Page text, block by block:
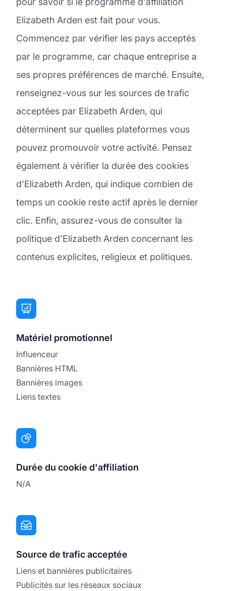
Elizabeth Arden est fait pour vous.
Commencez par vérifier les pays acceptés
par le programme, car chaque entreprise a
ses propres préférences de marché. Ensuite,
renseignez-vous sur les sources de trafic
acceptées par Elizabeth Arden, qui
déterminent sur quelles plateformes vous
pouvez promouvoir votre activité. Pensez
également à vérifier la durée des cookies
d'Elizabeth Arden, qui indique combien de
temps un cookie reste actif après le dernier
clic. Enfin, assurez-vous de consulter la
politique d'Elizabeth Arden concernant les
contenus explicites, religieux et politiques.
Matériel promotionnel
Influenceur
Bannières HTML
Bannières images
Liens textes
Durée du cookie d'affiliation
N/A
Source de trafic acceptée
Liens et bannières publicitaires
Publicités sur les réseaux sociaux